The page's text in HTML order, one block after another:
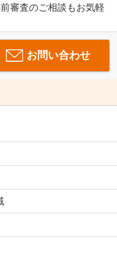
審査のご相談もお気軽
お問い合わせ